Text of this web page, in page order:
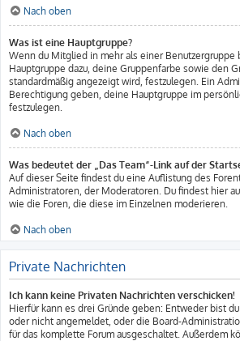
Nach oben
Was ist eine Hauptgruppe?
Wenn du Mitglied in mehr als einer Benutzergruppe
Hauptgruppe dazu, deine Gruppenfarbe sowie den
standardmäßig angezeigt wird, festzulegen. Ein
Berechtigung geben, deine Hauptgruppe im
festzulegen.
Nach oben
Was bedeutet der „Das Team“-Link auf der
Auf dieser Seite findest du eine Auflistung des
Administratoren, der Moderatoren. Du findest hier
wie die Foren, die diese im Einzelnen moderieren.
Nach oben
Private Nachrichten
Ich kann keine Privaten Nachrichten verschicken!
Hierfür kann es drei Gründe geben: Entweder bist
oder nicht angemeldet, oder die Board-
für das komplette Forum ausgeschaltet. Außerdem